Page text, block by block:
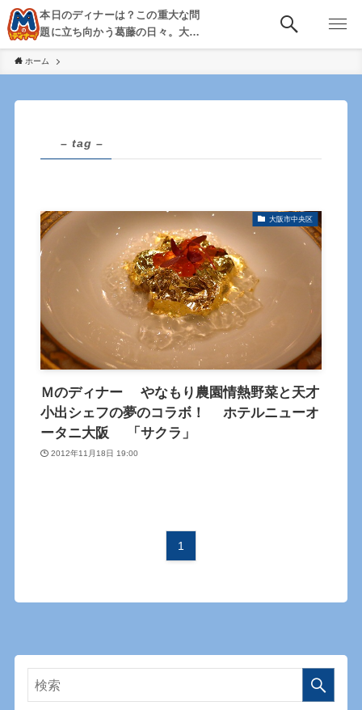
本日のディナーは？この重大な問
題に立ち向かう葛藤の日々。大
阪・京都・神戸を中心とした食べ
歩き、飲み歩きを綴る。
ホーム
– tag –
大阪市中央区
Ｍのディナー やなもり農園情熱野菜と天才
小出シェフの夢のコラボ！ ホテルニューオ
ータニ大阪 「サクラ」
2012年11月18日 19:00
1